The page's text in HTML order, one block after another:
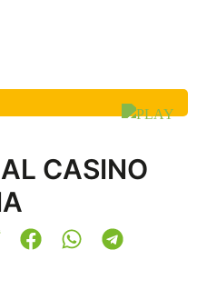
CASINO